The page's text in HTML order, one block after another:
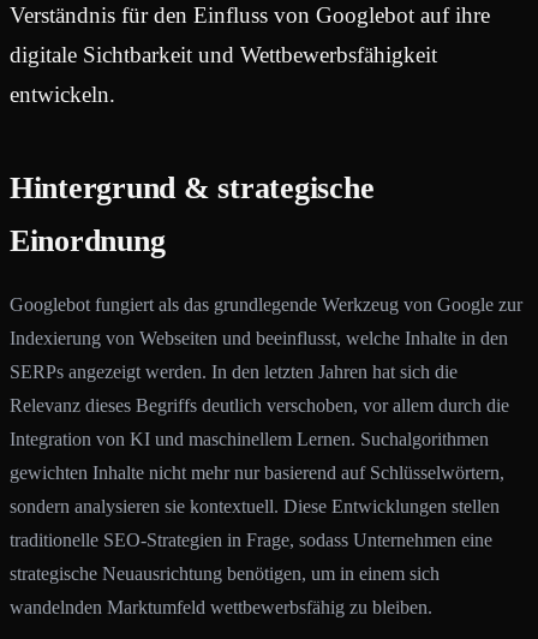
Verständnis für den Einfluss von Googlebot auf ihre
digitale Sichtbarkeit und Wettbewerbsfähigkeit
entwickeln.
Hintergrund & strategische
Einordnung
Googlebot fungiert als das grundlegende Werkzeug von Google zur
Indexierung von Webseiten und beeinflusst, welche Inhalte in den
SERPs angezeigt werden. In den letzten Jahren hat sich die
Relevanz dieses Begriffs deutlich verschoben, vor allem durch die
Integration von KI und maschinellem Lernen. Suchalgorithmen
gewichten Inhalte nicht mehr nur basierend auf Schlüsselwörtern,
sondern analysieren sie kontextuell. Diese Entwicklungen stellen
traditionelle SEO-Strategien in Frage, sodass Unternehmen eine
strategische Neuausrichtung benötigen, um in einem sich
wandelnden Marktumfeld wettbewerbsfähig zu bleiben.